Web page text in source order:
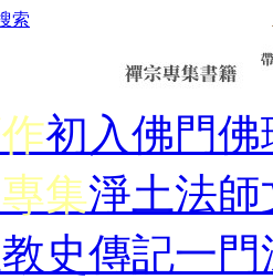
索
初入佛門佛
集淨土法師
教史傳記一門